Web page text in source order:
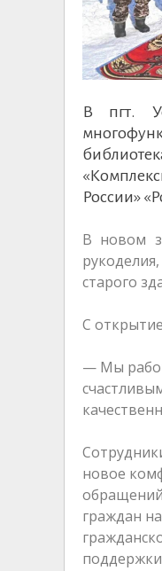
В пгт.
России»
В новом
старого
С
— Мы
новое
граждан
поддержки